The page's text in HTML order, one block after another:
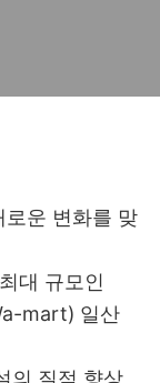
로운 변화를 맞
대 규모인
mart) 일산
의 질적 향상